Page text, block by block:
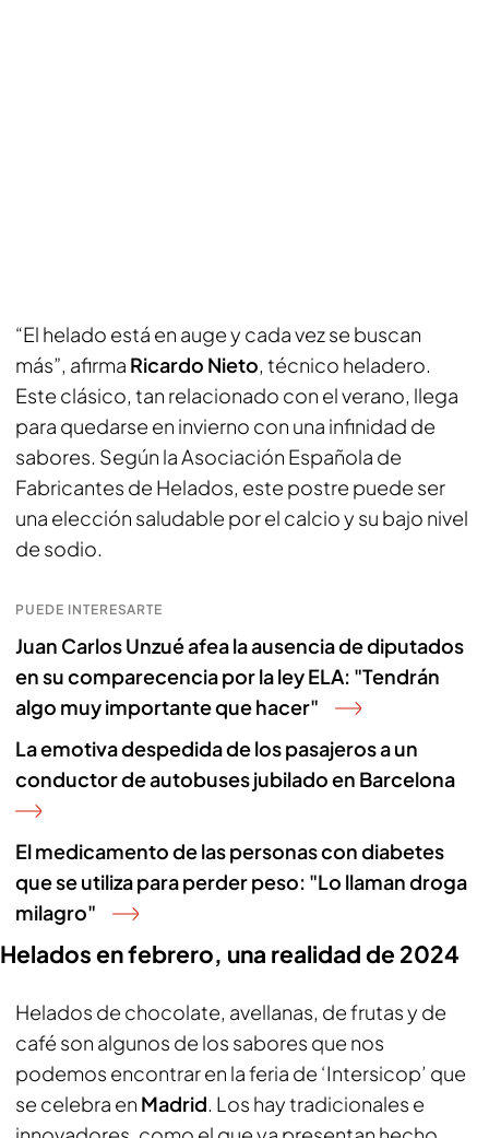
“El helado está en auge y cada vez se buscan
más”, afirma Ricardo Nieto, técnico heladero.
Este clásico, tan relacionado con el verano, llega
para quedarse en invierno con una infinidad de
sabores. Según la Asociación Española de
Fabricantes de Helados, este postre puede ser
una elección saludable por el calcio y su bajo nivel
de sodio.
PUEDE INTERESARTE
Juan Carlos Unzué afea la ausencia de diputados
en su comparecencia por la ley ELA: "Tendrán
algo muy importante que hacer"
La emotiva despedida de los pasajeros a un
conductor de autobuses jubilado en Barcelona
El medicamento de las personas con diabetes
que se utiliza para perder peso: "Lo llaman droga
milagro"
Helados en febrero, una realidad de 2024
Helados de chocolate, avellanas, de frutas y de
café son algunos de los sabores que nos
podemos encontrar en la feria de ‘Intersicop’ que
se celebra en Madrid. Los hay tradicionales e